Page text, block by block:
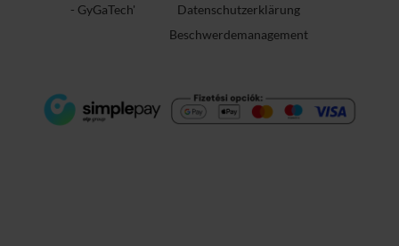
- GyGaTech'
Datenschutzerklärung
Beschwerdemanagement